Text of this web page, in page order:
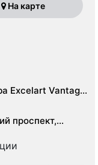
На карте
Excelart Vantage
64 среза, КТ
проспект,